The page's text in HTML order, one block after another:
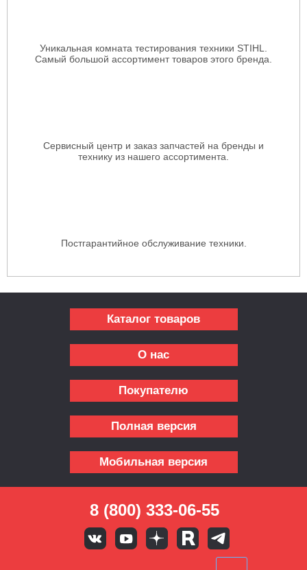
Уникальная комната тестирования техники STIHL.
Самый большой ассортимент товаров этого бренда.
Сервисный центр и заказ запчастей на бренды и
технику из нашего ассортимента.
Постгарантийное обслуживание техники.
Каталог товаров
О нас
Покупателю
Полная версия
Мобильная версия
8 (800) 333-06-55